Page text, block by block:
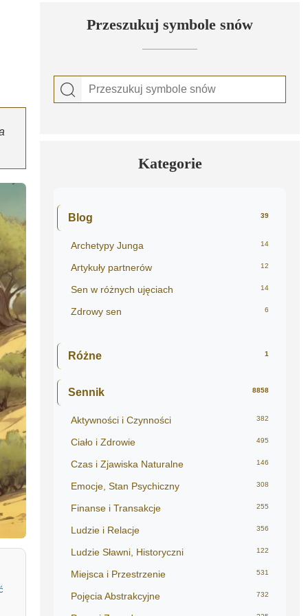
Przeszukuj symbole snów
Kategorie
Blog 39
Archetypy Junga 14
Artykuły partnerów 12
Sen w różnych ujęciach 14
Zdrowy sen 6
Różne 1
Sennik 8858
Aktywności i Czynności 382
Ciało i Zdrowie 495
Czas i Zjawiska Naturalne 146
Emocje, Stan Psychiczny 308
Finanse i Transakcje 255
Ludzie i Relacje 356
Ludzie Sławni, Historyczni 122
Miejsca i Przestrzenie 531
Pojęcia Abstrakcyjne 732